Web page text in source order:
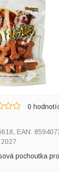
0
, EAN:
pochoutka